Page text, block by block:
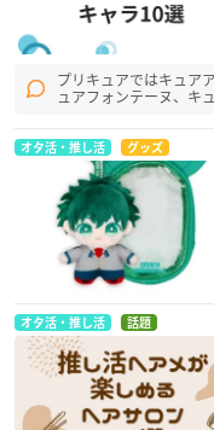
プリキュアではキュア
ュアフォンテーヌ、キ
オタ活・推し活 グッズ
オタ活・推し活 話題